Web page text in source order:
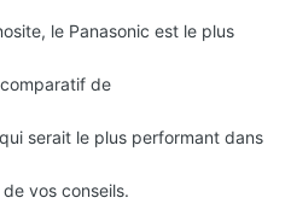
le Panasonic est le plus
de
serait le plus performant dans
vos conseils.